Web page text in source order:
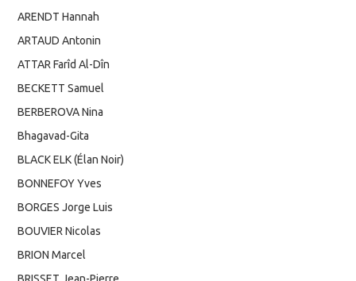
ARENDT Hannah
ARTAUD Antonin
ATTAR Farîd Al-Dîn
BECKETT Samuel
BERBEROVA Nina
Bhagavad-Gita
BLACK ELK (Élan Noir)
BONNEFOY Yves
BORGES Jorge Luis
BOUVIER Nicolas
BRION Marcel
BRISSET Jean-Pierre